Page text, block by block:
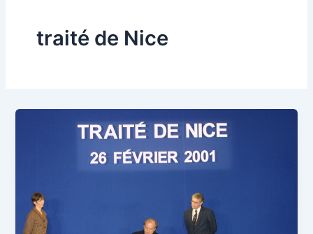
traité de Nice